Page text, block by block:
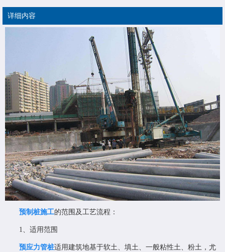
详细内容
预制桩施工的范围及工艺流程：
1、适用范围
预应力管桩适用建筑地基于软土、填土、一般粘性土、粉土，尤